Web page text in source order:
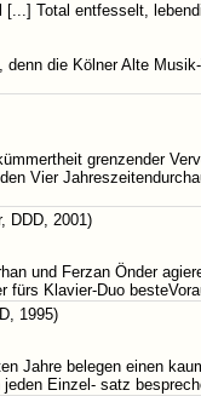
Total entfesselt,
die Kölner Alte
grenzender
Vier
DDD, 2001)
und Ferzan Önder
Klavier-Duo
1995)
Jahre belegen einen
Einzel- satz